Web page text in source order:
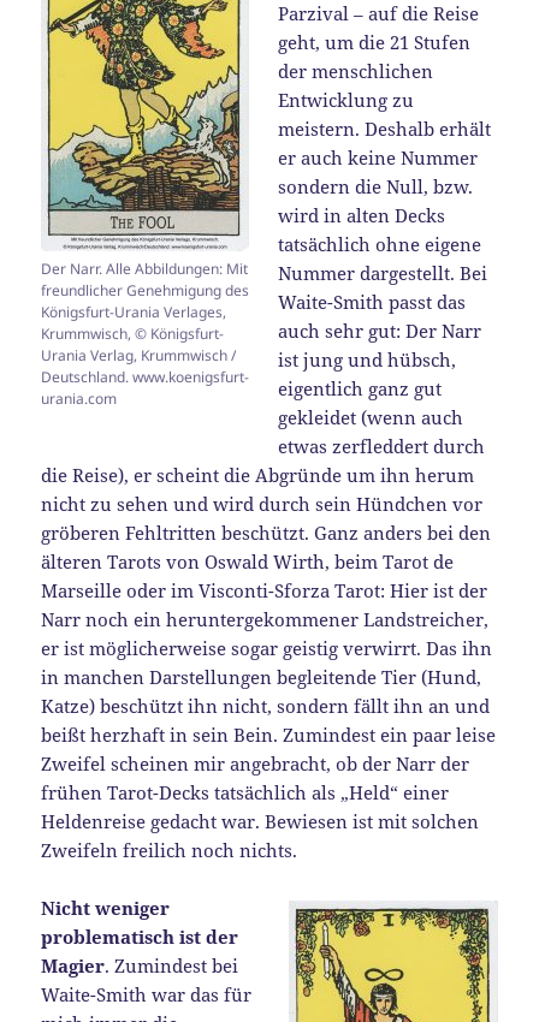
Der Narr. Alle Abbildungen: Mit
freundlicher Genehmigung des
Königsfurt-Urania Verlages,
Krummwisch, © Königsfurt-
Urania Verlag, Krummwisch /
Deutschland. www.koenigsfurt-
urania.com
Parzival – auf die Reise
geht, um die 21 Stufen
der menschlichen
Entwicklung zu
meistern. Deshalb erhält
er auch keine Nummer
sondern die Null, bzw.
wird in alten Decks
tatsächlich ohne eigene
Nummer dargestellt. Bei
Waite-Smith passt das
auch sehr gut: Der Narr
ist jung und hübsch,
eigentlich ganz gut
gekleidet (wenn auch
etwas zerfleddert durch
die Reise), er scheint die Abgründe um ihn herum
nicht zu sehen und wird durch sein Hündchen vor
gröberen Fehltritten beschützt. Ganz anders bei den
älteren Tarots von Oswald Wirth, beim Tarot de
Marseille oder im Visconti-Sforza Tarot: Hier ist der
Narr noch ein heruntergekommener Landstreicher,
er ist möglicherweise sogar geistig verwirrt. Das ihn
in manchen Darstellungen begleitende Tier (Hund,
Katze) beschützt ihn nicht, sondern fällt ihn an und
beißt herzhaft in sein Bein. Zumindest ein paar leise
Zweifel scheinen mir angebracht, ob der Narr der
frühen Tarot-Decks tatsächlich als „Held“ einer
Heldenreise gedacht war. Bewiesen ist mit solchen
Zweifeln freilich noch nichts.
Nicht weniger
problematisch ist der
Magier. Zumindest bei
Waite-Smith war das für